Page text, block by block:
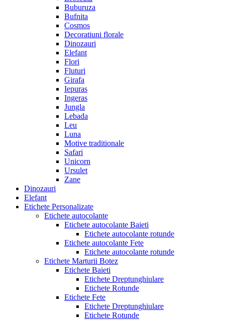
Buburuza
Bufnita
Cosmos
Decoratiuni florale
Dinozauri
Elefant
Flori
Fluturi
Girafa
Iepuras
Ingeras
Jungla
Lebada
Leu
Luna
Motive traditionale
Safari
Unicorn
Ursulet
Zane
Dinozauri
Elefant
Etichete Personalizate
Etichete autocolante
Etichete autocolante Baieti
Etichete autocolante rotunde
Etichete autocolante Fete
Etichete autocolante rotunde
Etichete Marturii Botez
Etichete Baieti
Etichete Dreptunghiulare
Etichete Rotunde
Etichete Fete
Etichete Dreptunghiulare
Etichete Rotunde